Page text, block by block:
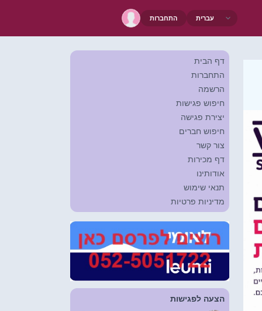
התחברות
דף הבית
התחברות
הרשמה
חיפוש פגישות
יצירת פגישה
חיפוש חברים
צור קשר
דף מכירות
אודותינו
תנאי שימוש
מדיניות פרטיות
הצעה לפגישות